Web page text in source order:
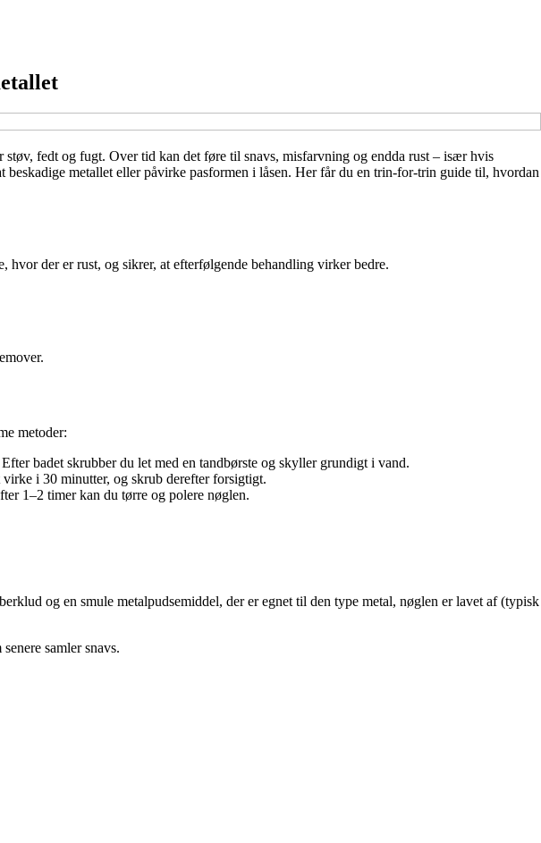
fedt og fugt. Over tid kan det føre til snavs, misfarvning og endda rust – især hvis
metallet eller påvirke pasformen i låsen. Her får du en trin-for-trin guide til, hvordan
hvor der er rust, og sikrer, at efterfølgende behandling virker bedre.
metoder:
badet skrubber du let med en tandbørste og skyller grundigt i vand.
i 30 minutter, og skrub derefter forsigtigt.
1–2 timer kan du tørre og polere nøglen.
og en smule metalpudsemiddel, der er egnet til den type metal, nøglen er lavet af (typisk
samler snavs.